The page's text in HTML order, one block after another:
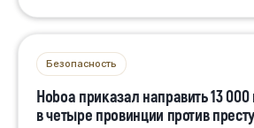
Безопасность
Ноboa приказал направить 13
в четыре провинции против